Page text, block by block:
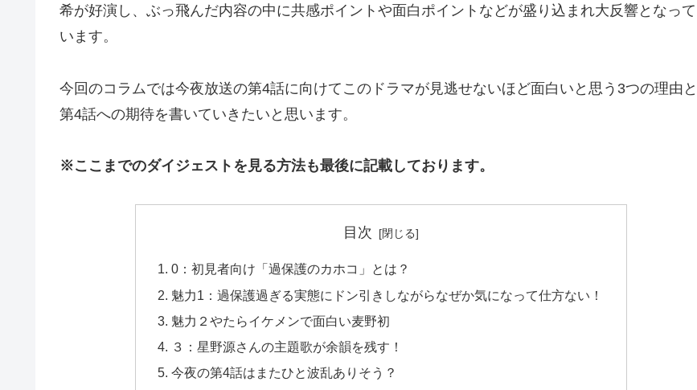
希が好演し、ぶっ飛んだ内容の中に共感ポイントや面白ポイントなどが盛り込まれ大反響となって
います。
今回のコラムでは今夜放送の第4話に向けてこのドラマが見逃せないほど面白いと思う3つの理由と
第4話への期待を書いていきたいと思います。
※ここまでのダイジェストを見る方法も最後に記載しております。
目次
0：初見者向け「過保護のカホコ」とは？
魅力1：過保護過ぎる実態にドン引きしながらなぜか気になって仕方ない！
魅力２やたらイケメンで面白い麦野初
３：星野源さんの主題歌が余韻を残す！
今夜の第4話はまたひと波乱ありそう？